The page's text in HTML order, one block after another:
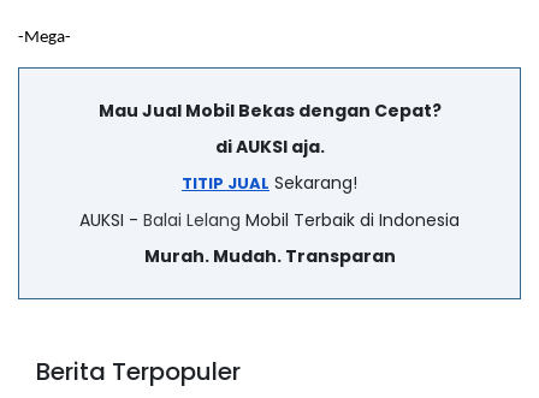
-Mega-
Mau Jual Mobil Bekas dengan Cepat?
di AUKSI aja.
TITIP JUAL Sekarang!
AUKSI - Balai Lelang Mobil Terbaik di Indonesia
Murah. Mudah. Transparan
Berita Terpopuler